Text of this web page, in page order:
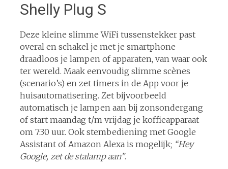
Shelly Plug S
Deze kleine slimme WiFi tussenstekker past
overal en schakel je met je smartphone
draadloos je lampen of apparaten, van waar ook
ter wereld. Maak eenvoudig slimme scènes
(scenario’s) en zet timers in de App voor je
huisautomatisering. Zet bijvoorbeeld
automatisch je lampen aan bij zonsondergang
of start maandag t/m vrijdag je koffieapparaat
om 7:30 uur. Ook stembediening met Google
Assistant of Amazon Alexa is mogelijk; “Hey
Google, zet de stalamp aan”.